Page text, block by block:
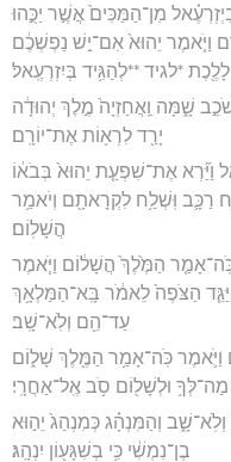
מִן־הַמַּכִּים֙ אֲשֶׁ֣ר יַכֻּ֣הוּ
יֵהוּא֙ אִם־יֵ֣שׁ נַפְשְׁכֶ֔ם
*לגיד **לְהַגִּ֥יד בְּיִזְרְעֶֽאל׃
שֹׁכֵ֣ב שָׁ֑מָּה וַֽאֲחַזְיָה֙ מֶ֣לֶךְ יְהוּדָ֔ה
יָרַ֖ד לִרְא֥וֹת אֶת־יוֹרָֽם׃
וַיַּ֞רְא אֶת־שִׁפְעַ֤ת יֵהוּא֙ בְּבֹא֔וֹ
רַכָּ֛ב וּֽשְׁלַ֥ח לִקְרָאתָ֖ם וְיֹאמַ֥ר
הֲשָׁלֽוֹם׃
הַמֶּ֙לֶךְ֙ הֲשָׁל֔וֹם וַיֹּ֧אמֶר
הַצֹּפֶה֙ לֵאמֹ֔ר בָּֽא־הַמַּלְאָ֥ךְ
עַד־הֵ֖ם וְלֹֽא־שָֽׁב׃
וַיֹּ֛אמֶר כֹּֽה־אָמַ֥ר הַמֶּ֖לֶךְ שָׁל֑וֹם
מַה־לְּךָ֥ וּלְשָׁל֖וֹם סֹ֥ב אֶֽל־אַחֲרָֽי׃
וְהַמִּנְהָ֗ג כְּמִנְהַג֙ יֵה֣וּא
בֶן־נִמְשִׁ֔י כִּ֥י בְשִׁגָּע֖וֹן יִנְהָֽג׃